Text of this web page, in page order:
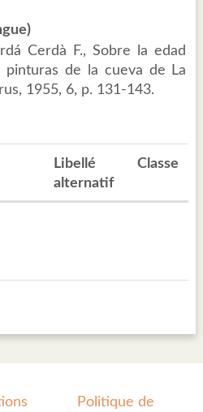
Cerdà F., Sobre la edad
pinturas de la cueva de La
1955, 6, p. 131-143.
Libellé
alternatif
Classe
Politique de